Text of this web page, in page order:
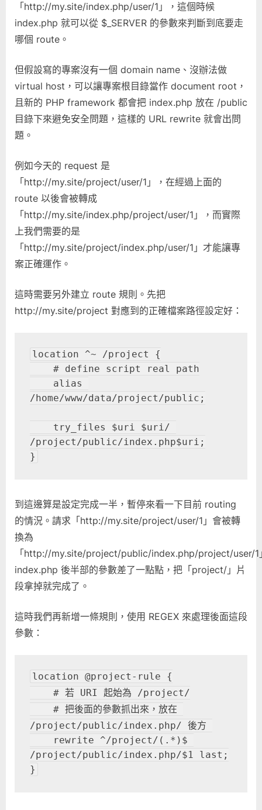
「http://my.site/index.php/user/1」，這個時候
index.php 就可以從 $_SERVER 的參數來判斷到底要走
哪個 route。
但假設寫的專案沒有一個 domain name、沒辦法做
virtual host，可以讓專案根目錄當作 document root，
且新的 PHP framework 都會把 index.php 放在 /public
目錄下來避免安全問題，這樣的 URL rewrite 就會出問
題。
例如今天的 request 是
「http://my.site/project/user/1」，在經過上面的
route 以後會被轉成
「http://my.site/index.php/project/user/1」，而實際
上我們需要的是
「http://my.site/project/index.php/user/1」才能讓專
案正確運作。
這時需要另外建立 route 規則。先把
http://my.site/project 對應到的正確檔案路徑設定好：
location ^~ /project {
/home/www/data/project/public;
/project/public/index.php$uri;
}
到這邊算是設定完成一半，暫停來看一下目前 routing
的情況。請求「http://my.site/project/user/1」會被轉
換為
「http://my.site/project/public/index.php/project/user/1
index.php 後半部的參數差了一點點，把「project/」片
段拿掉就完成了。
這時我們再新增一條規則，使用 REGEX 來處理後面這段
參數：
location @project-rule {
/project/public/index.php/ 後方
/project/public/index.php/$1 last;
}